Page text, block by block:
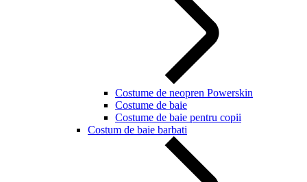
Costume de neopren Powerskin
Costume de baie
Costume de baie pentru copii
Costum de baie barbati